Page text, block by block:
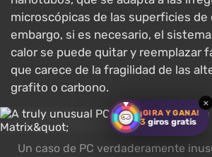
¡GIRA Y GANA!
3 giros gratis
×
microscópicas de las superficies de
embargo, si es necesario, el
calor se puede quitar y reemplazar
que carece de la fragilidad de las
grafito o carbono.
Un caso de PC verdaderamente